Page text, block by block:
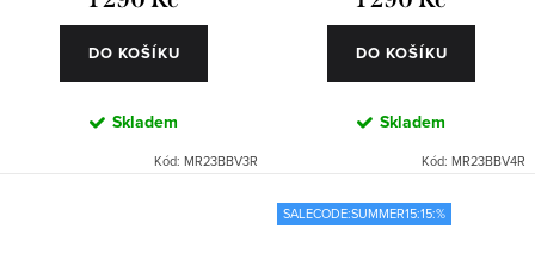
DO KOŠÍKU
Skladem
Kód: MR23BBV3R
DO KOŠÍKU
Skladem
Kód: MR23BBV4R
SALECODE:SUMMER15:15:%